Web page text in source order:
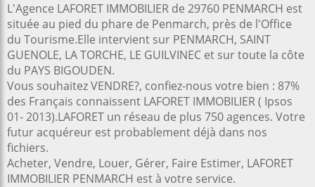
L'Agence LAFORET IMMOBILIER de 29760 PENMARCH est
située au pied du phare de Penmarch, près de l'Office
du Tourisme.Elle intervient sur PENMARCH, SAINT
GUENOLE, LA TORCHE, LE GUILVINEC et sur toute la côte
du PAYS BIGOUDEN.
Vous souhaitez VENDRE?, confiez-nous votre bien : 87%
des Français connaissent LAFORET IMMOBILIER ( Ipsos
01- 2013).LAFORET un réseau de plus 750 agences. Votre
futur acquéreur est probablement déjà dans nos
fichiers.
Acheter, Vendre, Louer, Gérer, Faire Estimer, LAFORET
IMMOBILIER PENMARCH est à votre service.